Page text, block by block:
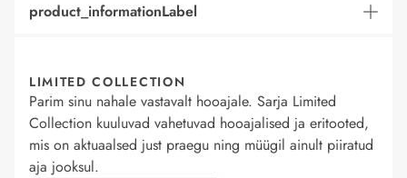
product_informationLabel
LIMITED COLLECTION
Parim sinu nahale vastavalt hooajale. Sarja Limited
Collection kuuluvad vahetuvad hooajalised ja eritooted,
mis on aktuaalsed just praegu ning müügil ainult piiratud
aja jooksul.